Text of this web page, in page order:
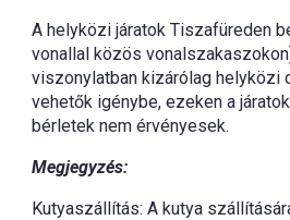
A helyközi járatok Tiszafüreden
vonallal közös
viszonylatban kizárólag helyközi
vehetők igénybe, ezeken a
bérletek nem érvényesek.
Megjegyzés:
Kutyaszállítás: A kutya